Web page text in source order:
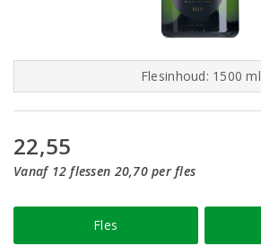
Flesinhoud: 1500 ml
22,55
Vanaf 12 flessen 20,70 per fles
Fles